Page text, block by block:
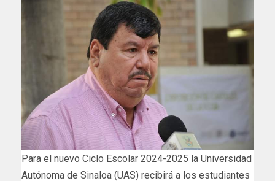
Para el nuevo Ciclo Escolar 2024-2025 la Universidad
Autónoma de Sinaloa (UAS) recibirá a los estudiantes